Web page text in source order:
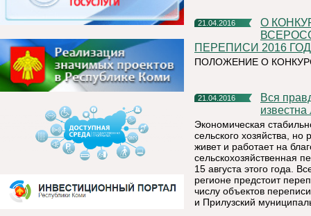
21.04.2016
О КОНКУРСЕ ДЕТСКОГО РИСУНКА, ПОСВЯЩЕННОМ
ПЕРЕПИСИ 2016
ПОЛОЖЕНИЕ О
21.04.2016
Вся правда о сельскохозяйственной отрасли региона станет
известна
Экономическая
сельского хозяйства,
живет и работает на
сельскохозяйственная
15 августа этого года.
регионе предстоит
числу объектов
и Прилузский